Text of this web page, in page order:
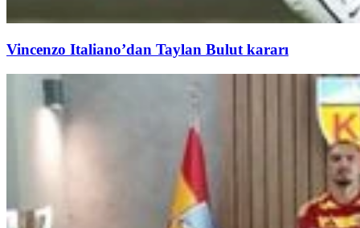
Vincenzo Italiano’dan Taylan Bulut kararı